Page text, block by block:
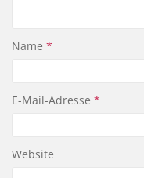
Name *
E-Mail-Adresse *
Website